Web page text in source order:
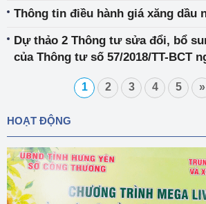
Thông tin điều hành giá xăng dầu
Dự thảo 2 Thông tư sửa đổi, bổ
của Thông tư số 57/2018/TT-BCT
1 2 3 4 5 »
HOẠT ĐỘNG